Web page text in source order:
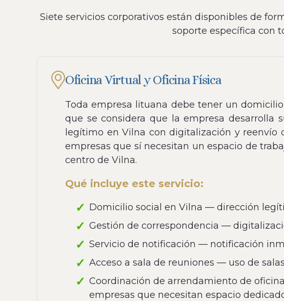
Siete servicios corporativos están disponibles de
soporte específica con
Oficina Virtual y Oficina Física
Toda empresa lituana debe tener un
que se considera que la empresa desarrolla
legítimo en Vilna con digitalización y reenvío
empresas que sí necesitan un espacio de
centro de Vilna.
Qué incluye este servicio:
Domicilio social en Vilna — dirección
Gestión de correspondencia —
Servicio de notificación — notificación
Acceso a sala de reuniones — uso de
Coordinación de arrendamiento de
empresas que necesitan espacio